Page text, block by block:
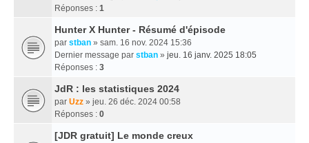
Réponses : 1
Hunter X Hunter - Résumé d'épisode
par stban » sam. 16 nov. 2024 15:36
Dernier message par stban » jeu. 16 janv. 2025 18:05
Réponses : 3
JdR : les statistiques 2024
par Uzz » jeu. 26 déc. 2024 00:58
Réponses : 0
[JDR gratuit] Le monde creux